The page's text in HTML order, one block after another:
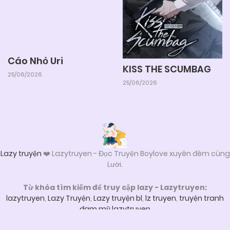
Chapter 14 06/06/2025
Chapter 13 06/06/2025
Cáo Nhỏ Uri
25/06/2026 KISS THE SCUMBAG
25/06/2026
Lazy truyện ❤️ Lazytruyen - Đọc Truyện Boylove xuyên đêm cùng
Lười.
Từ khóa tìm kiếm để truy cập lazy - Lazytruyen:
lazytruyen, Lazy Truyện, Lazy truyện bl, lz truyen, truyện tranh
đam mỹ lazytruyen